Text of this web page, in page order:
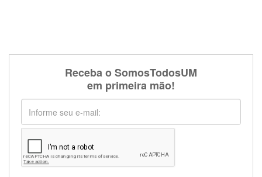
Receba o SomosTodosUM
em primeira mão!